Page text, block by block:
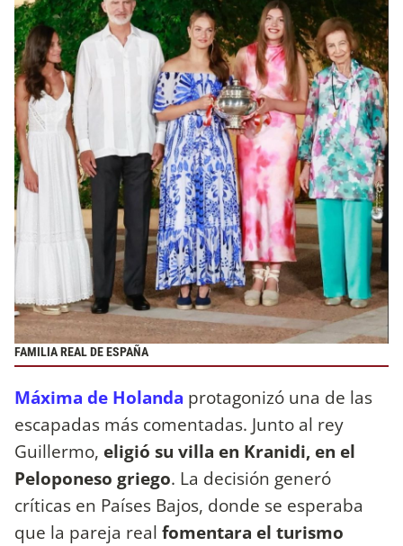
FAMILIA REAL DE ESPAÑA
Máxima de Holanda protagonizó una de las
escapadas más comentadas. Junto al rey
Guillermo, eligió su villa en Kranidi, en el
Peloponeso griego. La decisión generó
críticas en Países Bajos, donde se esperaba
que la pareja real fomentara el turismo